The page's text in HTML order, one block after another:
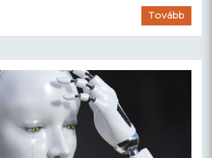
Tovább